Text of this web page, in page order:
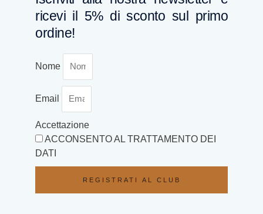
ricevi il 5% di sconto sul primo
ordine!
Nome
Email
Accettazione
ACCONSENTO AL TRATTAMENTO DEI
DATI
REGISTRATI AL CLUB